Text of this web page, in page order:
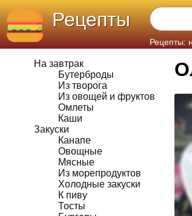
Рецепты
Рецепты:
На завтрак
Бутерброды
Из творога
Из овощей и фруктов
Омлеты
Каши
Закуски
Канапе
Овощные
Мясные
Из морепродуктов
Холодные закуски
К пиву
Тосты